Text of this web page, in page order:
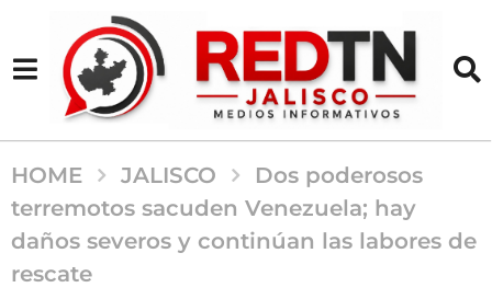
HOME JALISCO
Dos poderosos
terremotos sacuden Venezuela; hay
daños severos y continúan las labores de
rescate